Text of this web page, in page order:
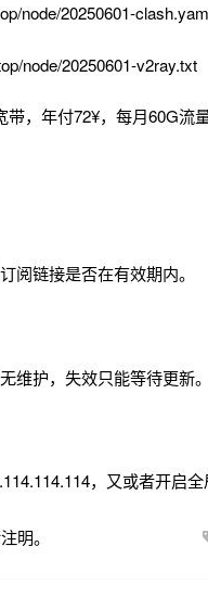
node/20250601-
node/20250601-v2ray.txt
，年付72¥，每月60G流
阅链接是否在有效期内。
维护，失效只能等待更新。
，又或者开启全
明。